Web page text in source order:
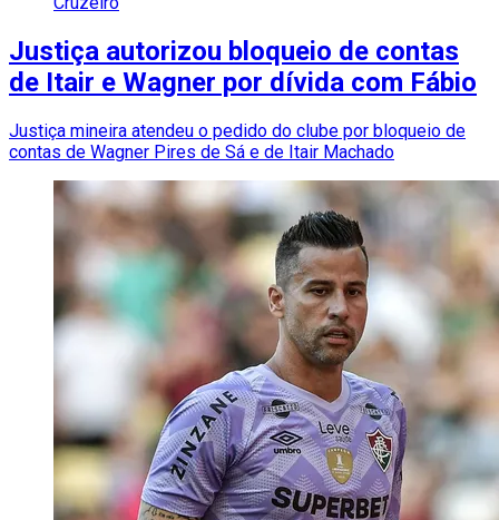
Justiça autorizou bloqueio de contas
de Itair e Wagner por dívida com Fábio
Justiça mineira atendeu o pedido do clube por bloqueio de
contas de Wagner Pires de Sá e de Itair Machado